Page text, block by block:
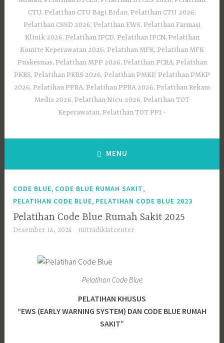
CTU, Pelatihan CTU Bagi Bidan, Pelatihan CTU 2026,
Pelatihan CSSD 2026, Pelatihan EWS, Pelatihan Farmasi
Klinik 2026, Pelatihan IPCD, Pelatihan IPCN, Pelatihan
Komite Keperawatan 2026, Pelatihan MFK, Pelatihan MFK
Puskesmas, Pelatihan MPP 2026, Pelatihan PCRA, Pelatihan
PKRS, Pelatihan PKRS 2026, Pelatihan PMKP, Pelatihan PMKP
2026, Pelatihan PPRA, Pelatihan PPRA 2026, Pelatihan Rekam
Medis 2026, Pelatihan Nicu 2026, Pelatihan TOT
Keperawatan, Pelatihan TOT PPI
MENU
CODE BLUE, CODE BLUE RUMAH SAKIT,
PELATIHAN CODE BLUE, PELATIHAN CODE BLUE 2023
Pelatihan Code Blue Rumah Sakit 2025
Desember 14, 2024 mitradiklatcenter
Pelatihan Code Blue
PELATIHAN KHUSUS
“EWS (EARLY WARNING SYSTEM) DAN CODE BLUE RUMAH
SAKIT”